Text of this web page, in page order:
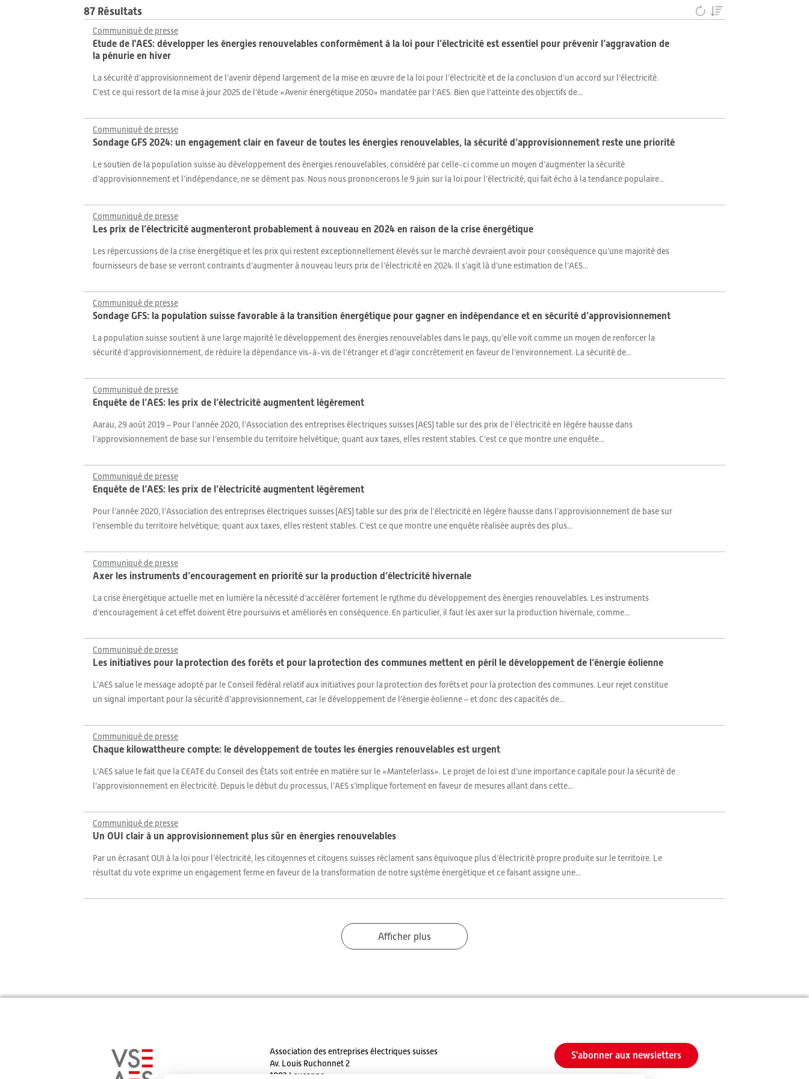
87 Résultats
Communiqué de presse
Etude de l'AES: développer les énergies renouvelables conformément à la loi pour l’électricité est essentiel pour prévenir l’aggravation de
la pénurie en hiver
La sécurité d’approvisionnement de l’avenir dépend largement de la mise en œuvre de la loi pour l’électricité et de la conclusion d’un accord sur l’électricité.
C’est ce qui ressort de la mise à jour 2025 de l’étude «Avenir énergétique 2050» mandatée par l’AES. Bien que l’atteinte des objectifs de...
Communiqué de presse
Sondage GFS 2024: un engagement clair en faveur de toutes les énergies renouvelables, la sécurité d’approvisionnement reste une priorité
Le soutien de la population suisse au développement des énergies renouvelables, considéré par celle-ci comme un moyen d’augmenter la sécurité
d’approvisionnement et l’indépendance, ne se dément pas. Nous nous prononcerons le 9 juin sur la loi pour l’électricité, qui fait écho à la tendance populaire...
Communiqué de presse
Les prix de l’électricité augmenteront probablement à nouveau en 2024 en raison de la crise énergétique
Les répercussions de la crise énergétique et les prix qui restent exceptionnellement élevés sur le marché devraient avoir pour conséquence qu’une majorité des
fournisseurs de base se verront contraints d’augmenter à nouveau leurs prix de l’électricité en 2024. Il s’agit là d’une estimation de l’AES...
Communiqué de presse
Sondage GFS: la population suisse favorable à la transition énergétique pour gagner en indépendance et en sécurité d’approvisionnement
La population suisse soutient à une large majorité le développement des énergies renouvelables dans le pays, qu’elle voit comme un moyen de renforcer la
sécurité d’approvisionnement, de réduire la dépendance vis-à-vis de l’étranger et d’agir concrètement en faveur de l’environnement. La sécurité de...
Communiqué de presse
Enquête de l’AES: les prix de l’électricité augmentent légèrement
Aarau, 29 août 2019 – Pour l’année 2020, l’Association des entreprises électriques suisses (AES) table sur des prix de l’électricité en légère hausse dans
l’approvisionnement de base sur l’ensemble du territoire helvétique; quant aux taxes, elles restent stables. C’est ce que montre une enquête...
Communiqué de presse
Enquête de l’AES: les prix de l’électricité augmentent légèrement
Pour l’année 2020, l’Association des entreprises électriques suisses (AES) table sur des prix de l’électricité en légère hausse dans l’approvisionnement de base sur
l’ensemble du territoire helvétique; quant aux taxes, elles restent stables. C’est ce que montre une enquête réalisée auprès des plus...
Communiqué de presse
Axer les instruments d’encouragement en priorité sur la production d’électricité hivernale
La crise énergétique actuelle met en lumière la nécessité d’accélérer fortement le rythme du développement des énergies renouvelables. Les instruments
d’encouragement à cet effet doivent être poursuivis et améliorés en conséquence. En particulier, il faut les axer sur la production hivernale, comme...
Communiqué de presse
Les initiatives pour la protection des forêts et pour la protection des communes mettent en péril le développement de l’énergie éolienne
L’AES salue le message adopté par le Conseil fédéral relatif aux initiatives pour la protection des forêts et pour la protection des communes. Leur rejet constitue
un signal important pour la sécurité d’approvisionnement, car le développement de l’énergie éolienne – et donc des capacités de...
Communiqué de presse
Chaque kilowattheure compte: le développement de toutes les énergies renouvelables est urgent
L’AES salue le fait que la CEATE du Conseil des États soit entrée en matière sur le «Mantelerlass». Le projet de loi est d’une importance capitale pour la sécurité de
l’approvisionnement en électricité. Depuis le début du processus, l’AES s’implique fortement en faveur de mesures allant dans cette...
Communiqué de presse
Un OUI clair à un approvisionnement plus sûr en énergies renouvelables
Par un écrasant OUI à la loi pour l’électricité, les citoyennes et citoyens suisses réclament sans équivoque plus d’électricité propre produite sur le territoire. Le
résultat du vote exprime un engagement ferme en faveur de la transformation de notre système énergétique et ce faisant assigne une...
Afficher plus
Association des entreprises électriques suisses
Av. Louis Ruchonnet 2
1003 Lausanne
S'abonner aux newsletters